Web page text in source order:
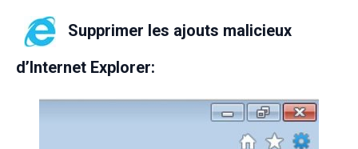
Supprimer les ajouts malicieux
d’Internet Explorer: